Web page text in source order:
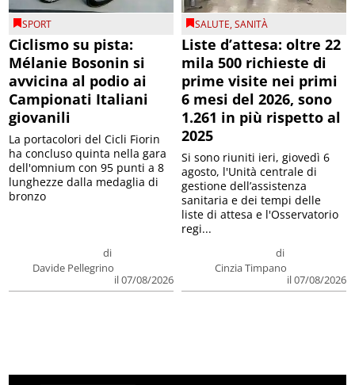
SPORT
Ciclismo su pista:
Mélanie Bosonin si
avvicina al podio ai
Campionati Italiani
giovanili
di
Davide Pellegrino
il 07/08/2026
La portacolori del Cicli Fiorin
ha concluso quinta nella gara
dell'omnium con 95 punti a 8
lunghezze dalla medaglia di
bronzo
SALUTE,SANITÀ
Liste d’attesa: oltre 22
mila 500 richieste di
prime visite nei primi
6 mesi del 2026, sono
1.261 in più rispetto al
2025
di
Cinzia Timpano
il 07/08/2026
Si sono riuniti ieri, giovedì 6
agosto, l'Unità centrale di
gestione dell’assistenza
sanitaria e dei tempi delle
liste di attesa e l'Osservatorio
regi...